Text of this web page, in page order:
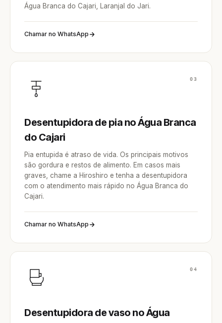
Água Branca do Cajari, Laranjal do Jari.
Chamar no WhatsApp
03
Desentupidora de pia no Água Branca
do Cajari
Pia entupida é atraso de vida. Os principais motivos
são gordura e restos de alimento. Em casos mais
graves, chame a Hiroshiro e tenha a desentupidora
com o atendimento mais rápido no Água Branca do
Cajari.
Chamar no WhatsApp
04
Desentupidora de vaso no Água